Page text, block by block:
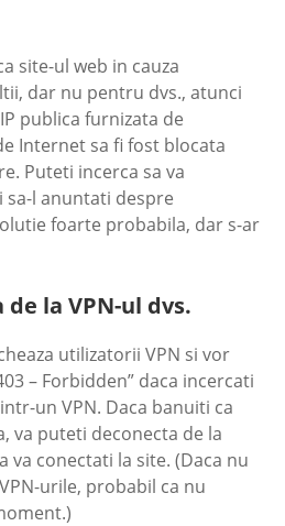
site-ul web in cauza
dar nu pentru dvs., atunci
publica furnizata de
Internet sa fi fost blocata
Puteti incerca sa va
l anuntati despre
foarte probabila, dar s-ar
la VPN-ul dvs.
utilizatorii VPN si vor
– Forbidden” daca incercati
un VPN. Daca banuiti ca
va puteti deconecta de la
va conectati la site. (Daca nu
urile, probabil ca nu